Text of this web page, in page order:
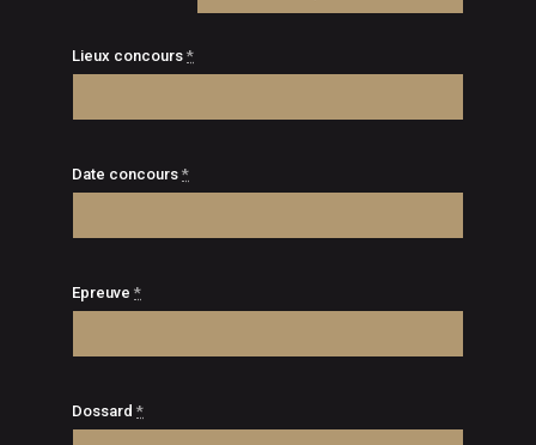
€130,00
Lieux concours *
Date concours *
Epreuve *
Dossard *